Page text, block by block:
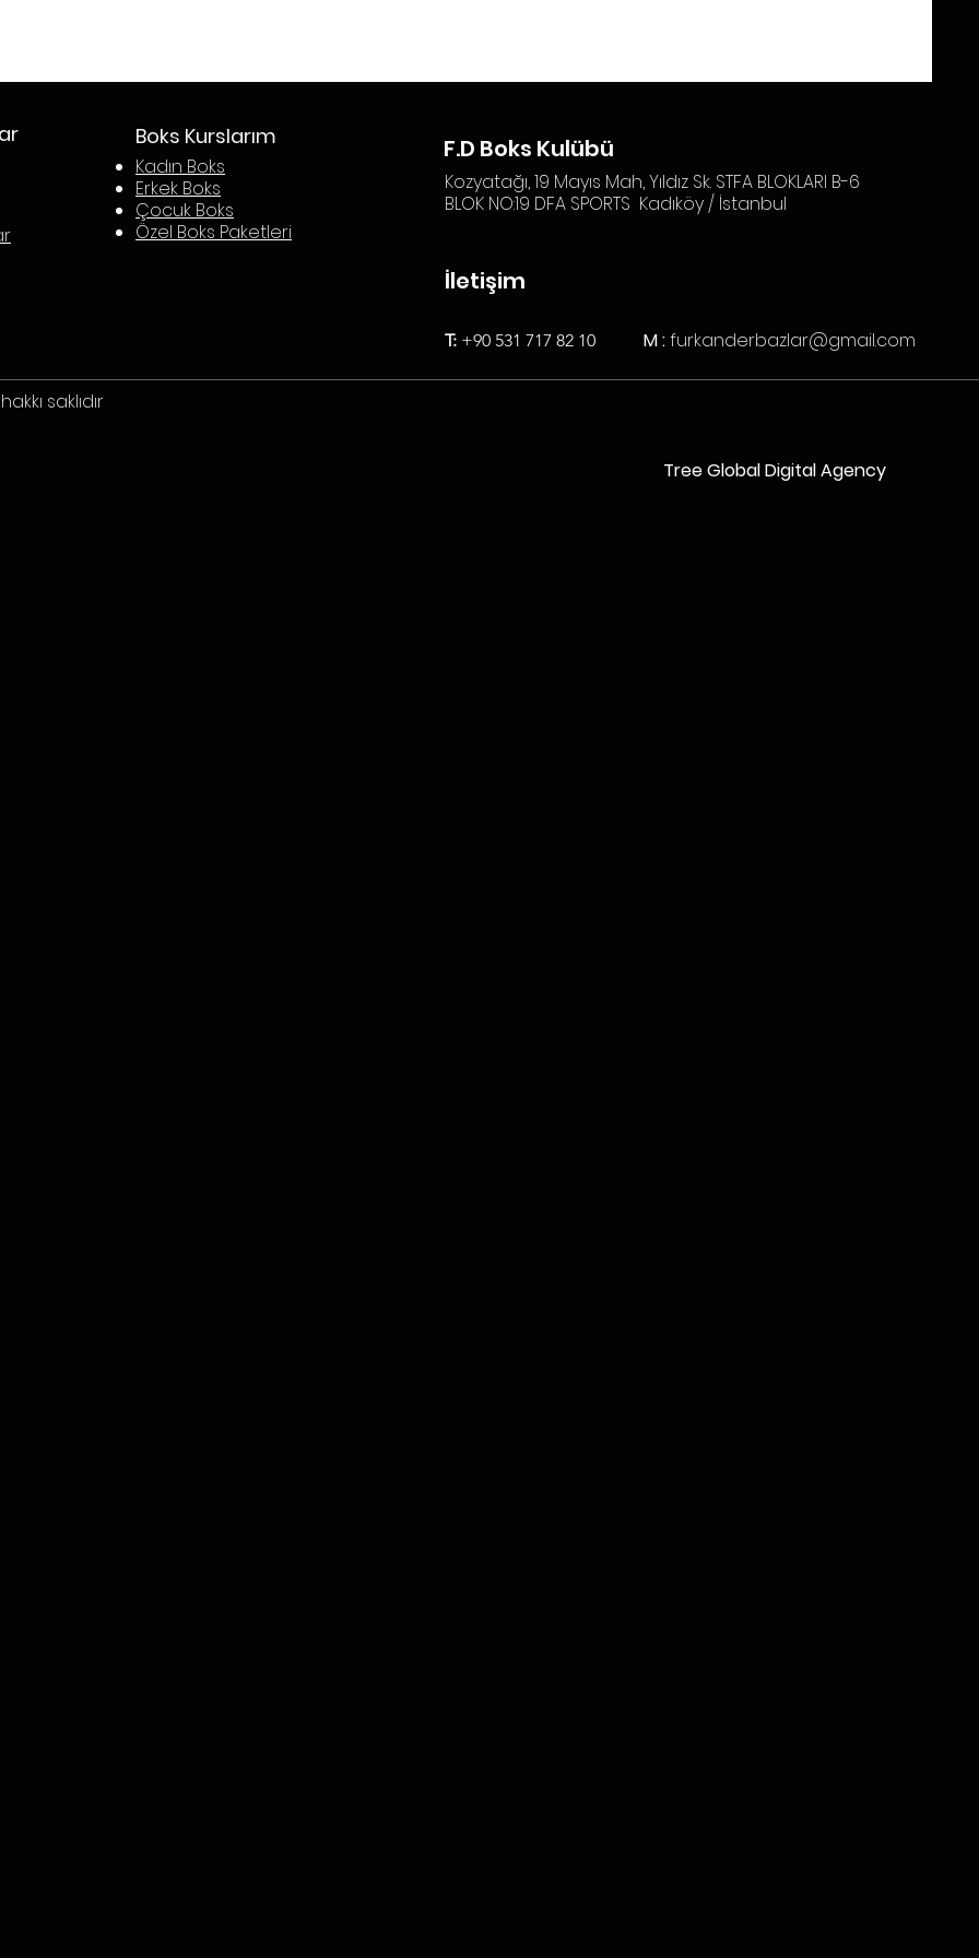
Boks Kurslarım
Kadın Boks
Erkek Boks
Çocuk Boks
Özel Boks Paketleri
F.D Boks Kulübü
Kozyatağı, 19 Mayıs Mah, Yıldız Sk. STFA BLOKLARI B-6
BLOK NO:19 DFA SPORTS Kadıköy / İstanbul
İletişim
T: +90 531 717 82 10 M :furkanderbazlar@gmail.com
saklıdır
Tree Global Digital Agency